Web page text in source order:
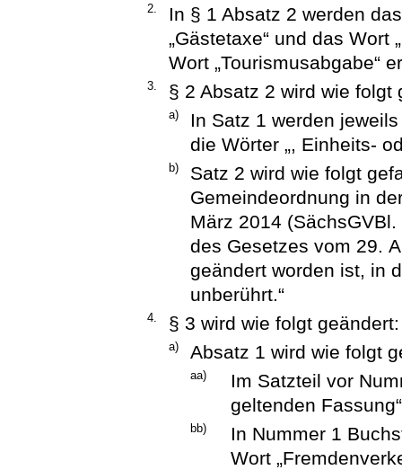
2.
In § 1 Absatz 2 werden
„Gästetaxe“ und das Wort
Wort „Tourismusabgabe“
3. § 2 Absatz 2 wird wie folgt
a)
In Satz 1 werden
die Wörter „, Einheits-
b)
Satz 2 wird wie folgt
Gemeindeordnung in
März 2014
des Gesetzes vom 29.
geändert worden ist, in
unberührt.“
4. § 3 wird wie folgt geändert:
a) Absatz 1 wird wie folgt
aa)
Im Satzteil vor
geltenden
bb)
In Nummer 1
Wort